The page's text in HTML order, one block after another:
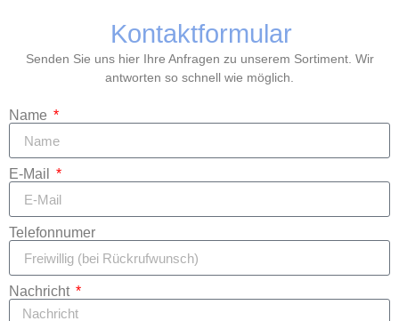
Kontaktformular
Senden Sie uns hier Ihre Anfragen zu unserem Sortiment. Wir
antworten so schnell wie möglich.
Name
E-Mail
Telefonnumer
Nachricht